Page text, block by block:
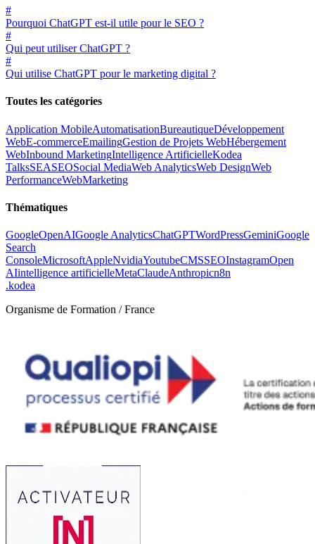
#
Pourquoi ChatGPT est-il utile pour le SEO ?
#
Qui peut utiliser ChatGPT ?
#
Qui utilise ChatGPT pour le marketing digital ?
Toutes les catégories
Application MobileAutomatisationBureautiqueDéveloppement
WebE-commerceEmailingGestion de Projets WebHébergement
WebInbound MarketingIntelligence ArtificielleKodea
TalksSEASEOSocial MediaWeb AnalyticsWeb DesignWeb
PerformanceWebMarketing
Thématiques
GoogleOpenAIGoogle AnalyticsChatGPTWordPressGeminiGoogle
Search
ConsoleMicrosoftAppleNvidiaYoutubeCMSSEOInstagramOpen
AIintelligence artificielleMetaClaudeAnthropicn8n
.kodea
Organisme de Formation / France